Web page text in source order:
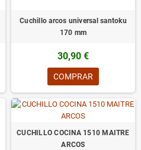
Cuchillo arcos universal santoku
170 mm
30,90 €
COMPRAR
CUCHILLO COCINA 1510 MAITRE
ARCOS